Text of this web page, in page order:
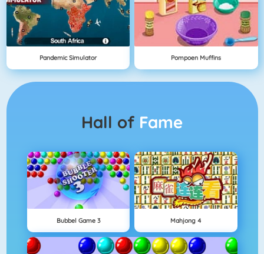
Pandemic Simulator Pompoen Muffins
Hall of Fame
Bubbel Game 3 Mahjong 4